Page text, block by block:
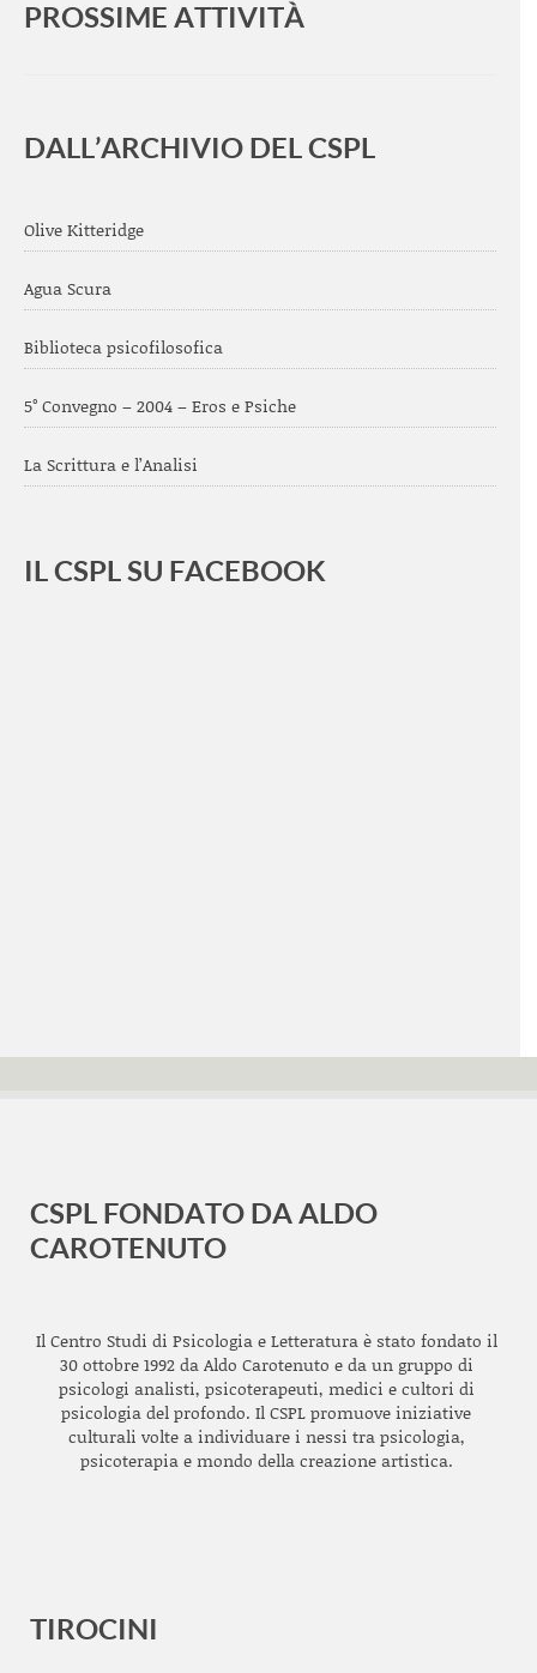
PROSSIME ATTIVITÀ
DALL’ARCHIVIO DEL CSPL
Olive Kitteridge
Agua Scura
Biblioteca psicofilosofica
5° Convegno – 2004 – Eros e Psiche
La Scrittura e l’Analisi
IL CSPL SU FACEBOOK
CSPL FONDATO DA ALDO
CAROTENUTO
Il Centro Studi di Psicologia e Letteratura è stato fondato il
30 ottobre 1992 da Aldo Carotenuto e da un gruppo di
psicologi analisti, psicoterapeuti, medici e cultori di
psicologia del profondo. Il CSPL promuove iniziative
culturali volte a individuare i nessi tra psicologia,
psicoterapia e mondo della creazione artistica.
TIROCINI